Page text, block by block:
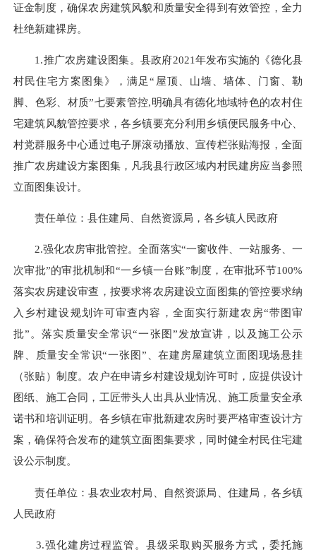
证金制度，确保农房建筑风貌和质量安全得到有效管控，全力
杜绝新建裸房。
1.推广农房建设图集。县政府2021年发布实施的《德化县
村民住宅方案图集》，满足“屋顶、山墙、墙体、门窗、勒
脚、色彩、材质”七要素管控,明确具有德化地域特色的农村住
宅建筑风貌管控要求，各乡镇要充分利用乡镇便民服务中心、
村党群服务中心通过电子屏滚动播放、宣传栏张贴海报，全面
推广农房建设方案图集，凡我县行政区域内村民建房应当参照
立面图集设计。
责任单位：县住建局、自然资源局，各乡镇人民政府
2.强化农房审批管控。全面落实“一窗收件、一站服务、一
次审批”的审批机制和“一乡镇一台账”制度，在审批环节100%
落实农房建设审查，按要求将农房建设立面图集的管控要求纳
入乡村建设规划许可审查内容，全面实行新建农房“带图审
批”。落实质量安全常识“一张图”发放宣讲，以及施工公示
牌、质量安全常识“一张图”、在建房屋建筑立面图现场悬挂
（张贴）制度。农户在申请乡村建设规划许可时，应提供设计
图纸、施工合同，工匠带头人出具从业情况、施工质量安全承
诺书和培训证明。各乡镇在审批新建农房时要严格审查设计方
案，确保符合发布的建筑立面图集要求，同时健全村民住宅建
设公示制度。
责任单位：县农业农村局、自然资源局、住建局，各乡镇
人民政府
3.强化建房过程监管。县级采取购买服务方式，委托施